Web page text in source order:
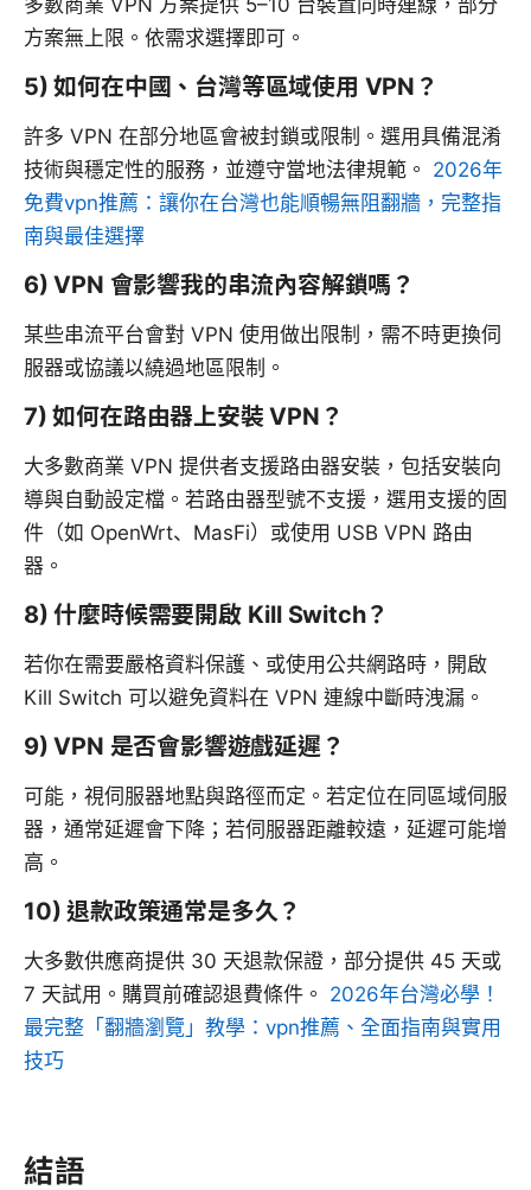
方案無上限。依需求選擇即可。
5) 如何在中國、台灣等區域使用 VPN？
許多 VPN 在部分地區會被封鎖或限制。選用具備混淆
技術與穩定性的服務，並遵守當地法律規範。 2026年
免費vpn推薦：讓你在台灣也能順暢無阻翻牆，完整指
南與最佳選擇
6) VPN 會影響我的串流內容解鎖嗎？
某些串流平台會對 VPN 使用做出限制，需不時更換伺
服器或協議以繞過地區限制。
7) 如何在路由器上安裝 VPN？
大多數商業 VPN 提供者支援路由器安裝，包括安裝向
導與自動設定檔。若路由器型號不支援，選用支援的固
件（如 OpenWrt、MasFi）或使用 USB VPN 路由
器。
8) 什麼時候需要開啟 Kill Switch？
若你在需要嚴格資料保護、或使用公共網路時，開啟
Kill Switch 可以避免資料在 VPN 連線中斷時洩漏。
9) VPN 是否會影響遊戲延遲？
可能，視伺服器地點與路徑而定。若定位在同區域伺服
器，通常延遲會下降；若伺服器距離較遠，延遲可能增
高。
10) 退款政策通常是多久？
大多數供應商提供 30 天退款保證，部分提供 45 天或
7 天試用。購買前確認退費條件。 2026年台灣必學！
最完整「翻牆瀏覽」教學：vpn推薦、全面指南與實用
技巧
結語